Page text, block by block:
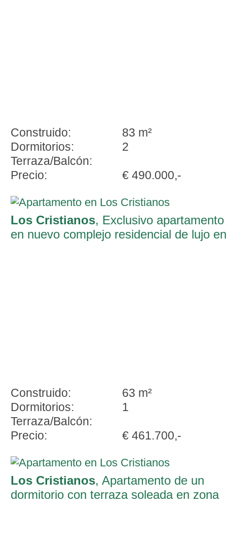
Construido:
83 m²
Dormitorios:
2
Terraza/Balcón:
Precio:
€ 490.000,-
Los Cristianos, Exclusivo apartamento
en nuevo complejo residencial de lujo en
Construido:
63 m²
Dormitorios:
1
Terraza/Balcón:
Precio:
€ 461.700,-
Los Cristianos, Apartamento de un
dormitorio con terraza soleada en zona